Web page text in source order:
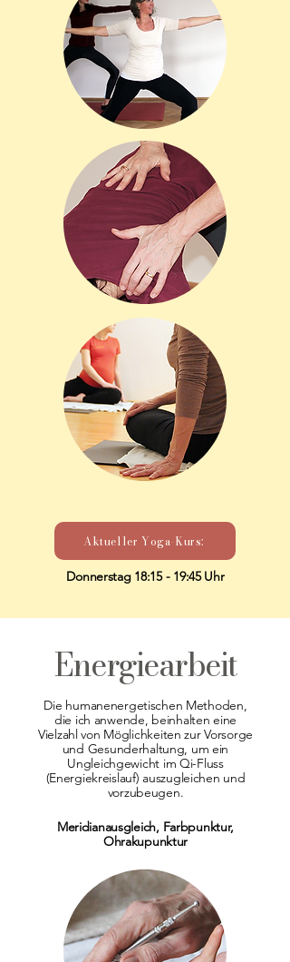
Aktueller Yoga-Kurs:
Donnerstag 18:15 - 19:45 Uhr
Energiearbeit
Die humanenergetischen Methoden,
die ich anwende, beinhalten eine
Vielzahl von Möglichkeiten zur Vorsorge
und Gesunderhaltung, um ein
Ungleichgewicht im Qi-Fluss
(Energiekreislauf) auszugleichen und
vorzubeugen.
Meridianausgleich, Farbpunktur,
Ohrakupunktur